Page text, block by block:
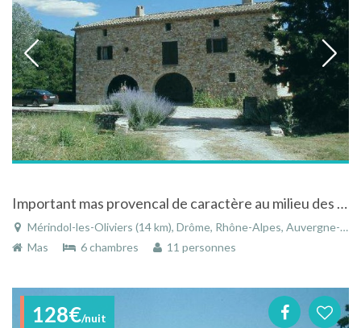
Important mas provencal de caractère au milieu des vignes et des oliviers
Mérindol-les-Oliviers (14 km), Drôme, Rhône-Alpes, Auvergne-Rhône-Alpes, France
Mas
6 chambres 11 personnes
128€/nuit